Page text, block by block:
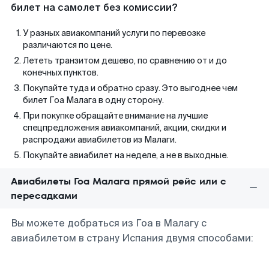
билет на самолет без комиссии?
У разных авиакомпаний услуги по перевозке
различаются по цене.
Лететь транзитом дешево, по сравнению от и до
конечных пунктов.
Покупайте туда и обратно сразу. Это выгоднее чем
билет Гоа Малага в одну сторону.
При покупке обращайте внимание на лучшие
спецпредложения авиакомпаний, акции, скидки и
распродажи авиабилетов из Малаги.
Покупайте авиабилет на неделе, а не в выходные.
Авиабилеты Гоа Малага прямой рейс или с
пересадками
Вы можете добраться из Гоа в Малагу с
авиабилетом в страну Испания двумя способами: